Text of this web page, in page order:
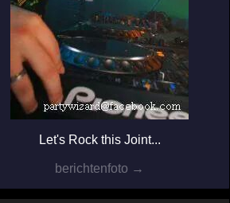
Let's Rock this Joint...
berichtenfoto →